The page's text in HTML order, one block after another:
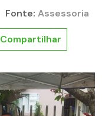
Fonte: Assessoria
Compartilhar